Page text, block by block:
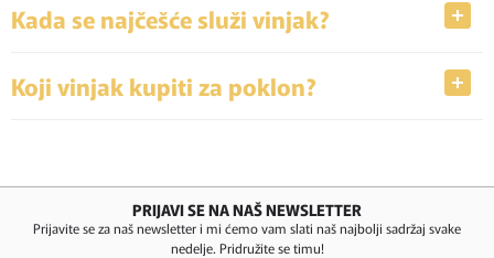
Kada se najčešće služi vinjak?
Koji vinjak kupiti za poklon?
PRIJAVI SE NA NAŠ NEWSLETTER
Prijavite se za naš newsletter i mi ćemo vam slati naš najbolji sadržaj svake
nedelje. Pridružite se timu!